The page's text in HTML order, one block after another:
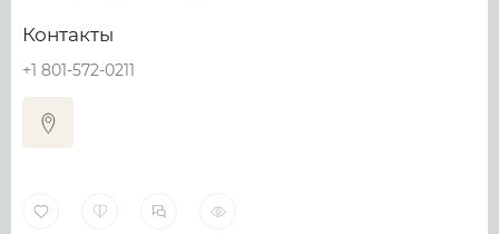
Контакты
+1 801-572-0211